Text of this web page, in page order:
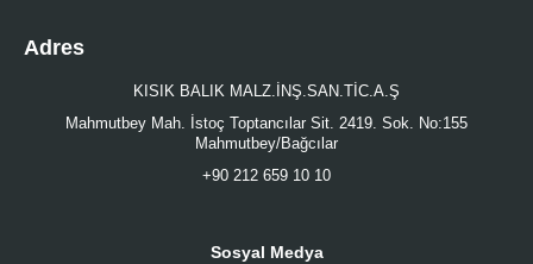
Adres
KISIK BALIK MALZ.İNŞ.SAN.TİC.A.Ş
Mahmutbey Mah. İstoç Toptancılar Sit. 2419. Sok. No:155
Mahmutbey/Bağcılar
+90 212 659 10 10
Sosyal Medya